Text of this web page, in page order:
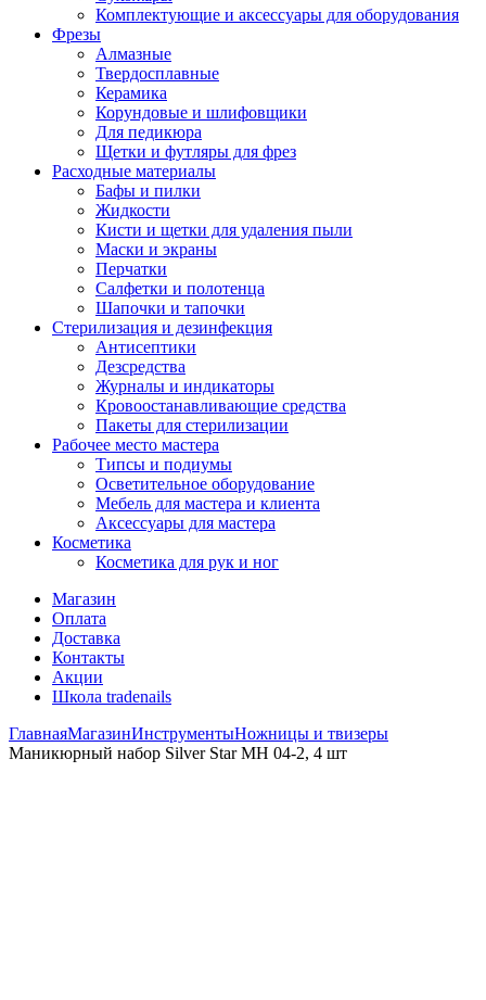
Комплектующие и аксессуары для оборудования
Фрезы
Алмазные
Твердосплавные
Керамика
Корундовые и шлифовщики
Для педикюра
Щетки и футляры для фрез
Расходные материалы
Бафы и пилки
Жидкости
Кисти и щетки для удаления пыли
Маски и экраны
Перчатки
Салфетки и полотенца
Шапочки и тапочки
Стерилизация и дезинфекция
Антисептики
Дезсредства
Журналы и индикаторы
Кровоостанавливающие средства
Пакеты для стерилизации
Рабочее место мастера
Типсы и подиумы
Осветительное оборудование
Мебель для мастера и клиента
Аксессуары для мастера
Косметика
Косметика для рук и ног
Магазин
Оплата
Доставка
Контакты
Акции
Школа tradenails
ГлавнаяМагазинИнструментыНожницы и твизеры
Маникюрный набор Silver Star МН 04-2, 4 шт